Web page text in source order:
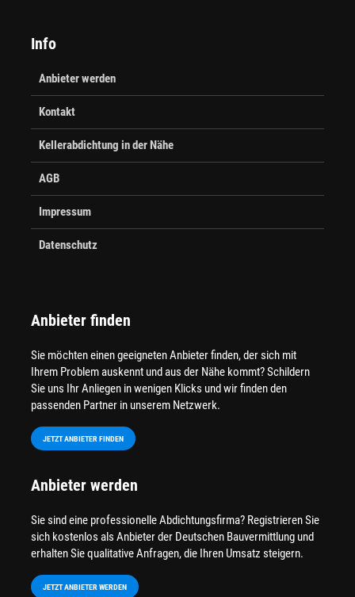
Info
Anbieter werden
Kontakt
Kellerabdichtung in der Nähe
AGB
Impressum
Datenschutz
Anbieter finden
Sie möchten einen geeigneten Anbieter finden, der sich mit
Ihrem Problem auskennt und aus der Nähe kommt? Schildern
Sie uns Ihr Anliegen in wenigen Klicks und wir finden den
passenden Partner in unserem Netzwerk.
JETZT ANBIETER FINDEN
Anbieter werden
Sie sind eine professionelle Abdichtungsfirma? Registrieren Sie
sich kostenlos als Anbieter der Deutschen Bauvermittlung und
erhalten Sie qualitative Anfragen, die Ihren Umsatz steigern.
JETZT ANBIETER WERDEN